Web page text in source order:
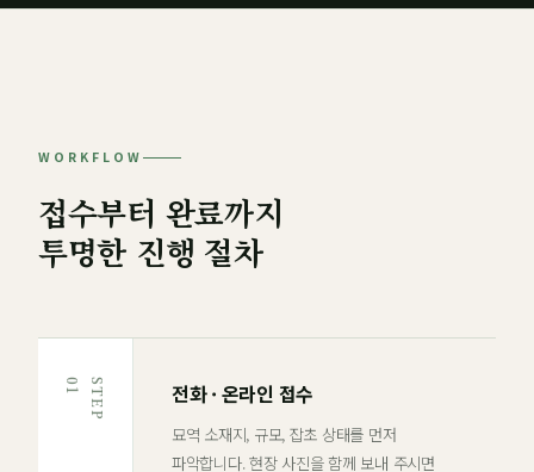
WORKFLOW
접수부터 완료까지
투명한 진행 절차
S
T
E
P
0
1 전화 · 온라인 접수
묘역 소재지, 규모, 잡초 상태를 먼저
파악합니다. 현장 사진을 함께 보내 주시면